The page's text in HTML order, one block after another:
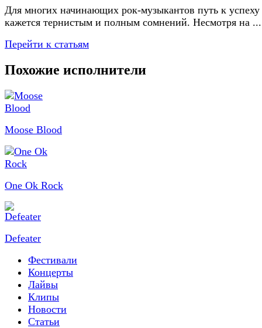
Для многих начинающих рок-музыкантов путь к успеху
кажется тернистым и полным сомнений. Несмотря на ...
Перейти к статьям
Похожие исполнители
Moose Blood
One Ok Rock
Defeater
Фестивали
Концерты
Лайвы
Клипы
Новости
Статьи